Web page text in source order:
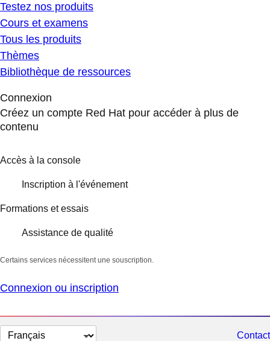
Testez nos produits
Cours et examens
Tous les produits
Thèmes
Bibliothèque de ressources
Connexion
Créez un compte Red Hat pour accéder à plus de
contenu
Accès à la console
Inscription à l'événement
Formations et essais
Assistance de qualité
Certains services nécessitent une souscription.
Connexion ou inscription
Changer
Contact